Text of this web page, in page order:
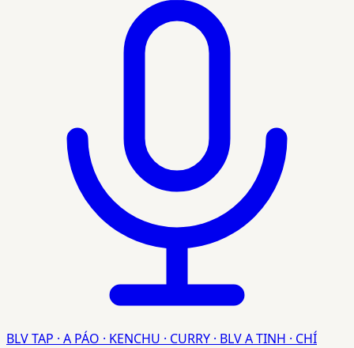
BLV TAP · A PÁO · KENCHU · CURRY · BLV A TINH · CHÍ